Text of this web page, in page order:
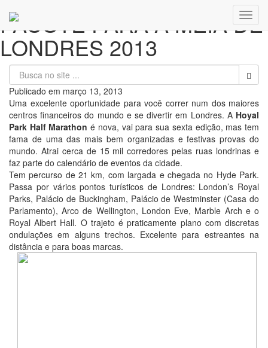
PACOTE PARA A MEIA DE
LONDRES 2013
Publicado em março 13, 2013
Uma excelente oportunidade para você correr num dos maiores
centros financeiros do mundo e se divertir em Londres. A Hoyal
Park Half Marathon é nova, vai para sua sexta edição, mas tem
fama de uma das mais bem organizadas e festivas provas do
mundo. Atrai cerca de 15 mil corredores pelas ruas londrinas e
faz parte do calendário de eventos da cidade.
Tem percurso de 21 km, com largada e chegada no Hyde Park.
Passa por vários pontos turísticos de Londres: London’s Royal
Parks, Palácio de Buckingham, Palácio de Westminster (Casa do
Parlamento), Arco de Wellington, London Eve, Marble Arch e o
Royal Albert Hall. O trajeto é praticamente plano com discretas
ondulações em alguns trechos. Excelente para estreantes na
distância e para boas marcas.